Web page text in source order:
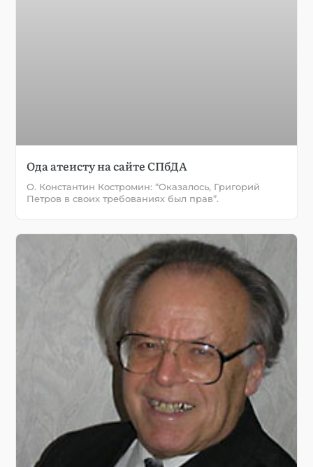
Ода атеисту на сайте СПбДА
О. Константин Костромин: “Оказалось, Григорий
Петров в своих требованиях был прав”.